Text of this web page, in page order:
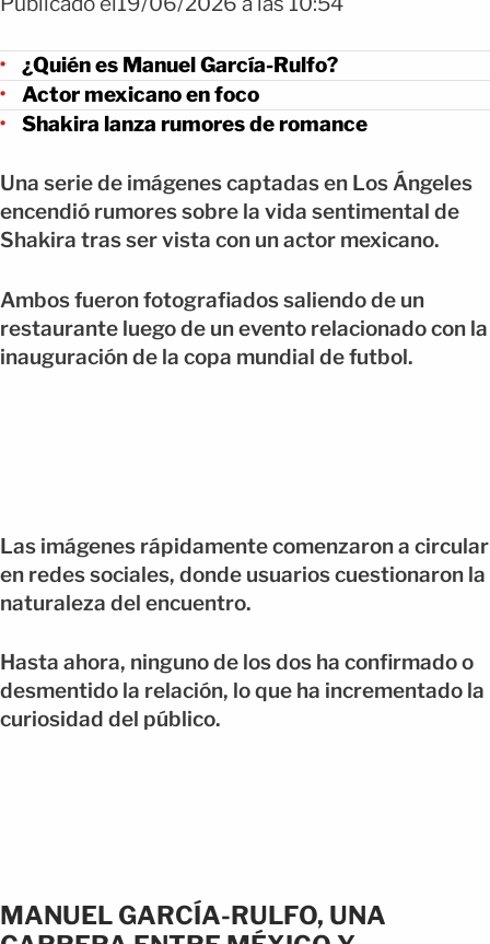
¿Quién es Manuel García-Rulfo?
Actor mexicano en foco
Shakira lanza rumores de romance
Una serie de imágenes captadas en Los Ángeles
encendió rumores sobre la vida sentimental de
Shakira tras ser vista con un actor mexicano.
Ambos fueron fotografiados saliendo de un
restaurante luego de un evento relacionado con la
inauguración de la copa mundial de futbol.
Las imágenes rápidamente comenzaron a circular
en redes sociales, donde usuarios cuestionaron la
naturaleza del encuentro.
Hasta ahora, ninguno de los dos ha confirmado o
desmentido la relación, lo que ha incrementado la
curiosidad del público.
MANUEL GARCÍA-RULFO, UNA